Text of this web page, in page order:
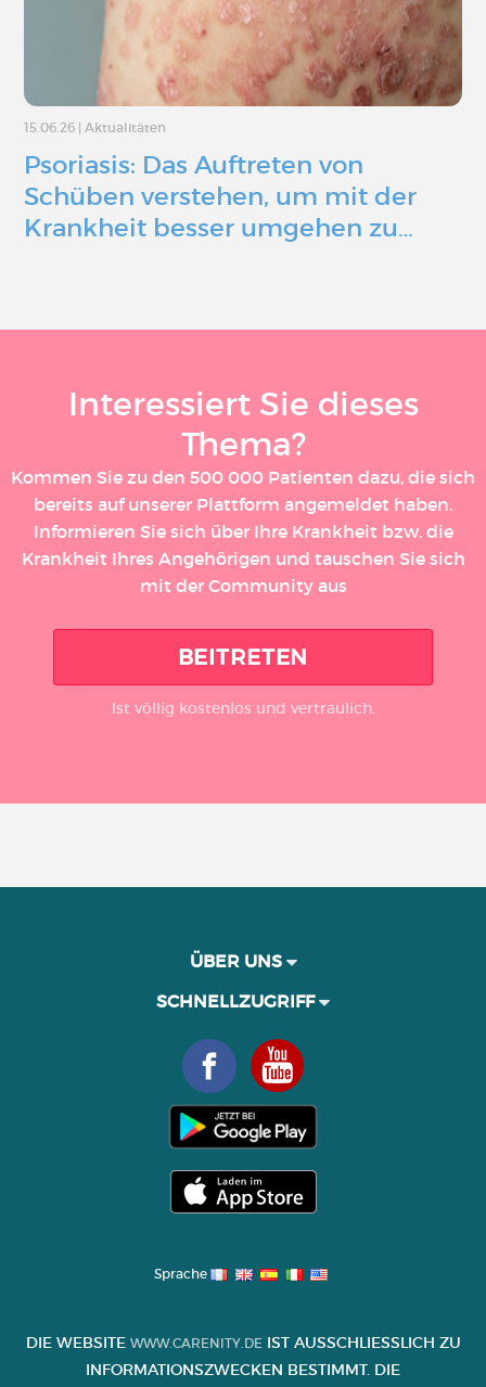
15.06.26 Aktualitäten
Psoriasis: Das Auftreten von
Schüben verstehen, um mit der
Krankheit besser umgehen zu…
Interessiert Sie dieses
Thema?
Kommen Sie zu den 500 000 Patienten dazu, die sich
bereits auf unserer Plattform angemeldet haben.
Informieren Sie sich über Ihre Krankheit bzw. die
Krankheit Ihres Angehörigen und tauschen Sie sich
mit der Community aus
BEITRETEN
Ist völlig kostenlos und vertraulich.
ÜBER UNS
SCHNELLZUGRIFF
Sprache
DIE WEBSITE WWW.CARENITY.DEIST AUSSCHLIESSLICH ZU I
NFORMATIONSZWECKEN BESTIMMT. DIE I